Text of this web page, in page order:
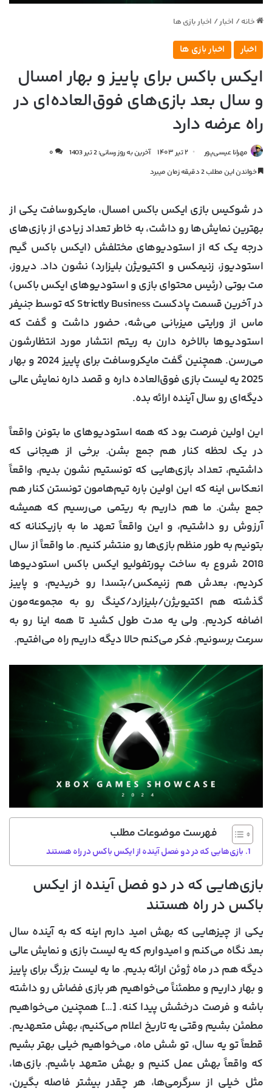
خانه / اخبار / اخبار بازی ها
اخبار اخبار بازی ها
ایکس باکس برای پاییز و بهار امسال
و سال بعد بازی‌های فوق‌العاده‌ای در
راه عرضه دارد
مهرانا عیسی‌پور ۲ تیر ۱۴۰۳ آخرین به روز رسانی: 2 تیر 1403
۰
خواندن این مطلب 2 دقیقه زمان میبرد
در شوکیس بازی ایکس باکس امسال، مایکروسافت یکی از
بهترین نمایش‌ها رو داشت، به خاطر تعداد زیادی از بازی‌های
درجه یک که از استودیوهای مختلفش (ایکس باکس گیم
استودیوز، زنیمکس و اکتیویژن بلیزارد) نشون داد. دیروز،
مت بوتی (رئیس محتوای بازی و استودیوهای ایکس باکس)
در آخرین قسمت پادکست Strictly Business که توسط جنیفر
ماس از ورایتی میزبانی می‌شه، حضور داشت و گفت که
استودیوها بالاخره دارن به ریتم انتشار مورد انتظارشون
می‌رسن. همچنین گفت مایکروسافت برای پاییز 2024 و بهار
2025 یه لیست بازی فوق‌العاده داره و قصد داره نمایش عالی
دیگه‌ای رو سال آینده ارائه بده.
این اولین فرصت بود که همه استودیوهای ما بتونن واقعاً
در یک لحظه کنار هم جمع بشن. برخی از هیجانی که
داشتیم، تعداد بازی‌هایی که تونستیم نشون بدیم، واقعاً
انعکاس اینه که این اولین باره تیم‌هامون تونستن کنار هم
جمع بشن. ما هم داریم به ریتمی می‌رسیم که همیشه
آرزوش رو داشتیم، و این واقعاً تعهد ما به بازیکنانه که
بتونیم به طور منظم بازی‌ها رو منتشر کنیم. ما واقعاً از سال
2018 شروع به ساخت پورتفولیو ایکس باکس استودیوها
کردیم، بعدش هم زنیمکس/بتسدا رو خریدیم، و پاییز
گذشته هم اکتیویژن/بلیزارد/کینگ رو به مجموعه‌مون
اضافه کردیم. ولی یه مدت طول کشید تا همه اینا رو به
سرعت برسونیم. فکر می‌کنم حالا دیگه داریم راه می‌افتیم.
فهرست موضوعات مطلب
بازی‌هایی که در دو فصل آینده از ایکس باکس در راه هستند
بازی‌هایی که در دو فصل آینده از ایکس
باکس در راه هستند
یکی از چیزهایی که بهش امید دارم اینه که به آینده سال
بعد نگاه می‌کنم و امیدوارم که یه لیست بازی و نمایش عالی
دیگه هم در ماه ژوئن ارائه بدیم. ما یه لیست بزرگ برای پاییز
و بهار داریم و مطمئناً می‌خواهیم هر بازی فضاش رو داشته
باشه و فرصت درخشش پیدا کنه. […] همچنین می‌خواهیم
مطمئن بشیم وقتی یه تاریخ اعلام می‌کنیم، بهش متعهدیم.
قطعاً تو یه سال، تو شش ماه، می‌خواهیم خیلی بهتر بشیم
که واقعاً بهش عمل کنیم و بهش متعهد باشیم. بازی‌ها،
مثل خیلی از سرگرمی‌ها، هر چقدر بیشتر فاصله بگیرن،